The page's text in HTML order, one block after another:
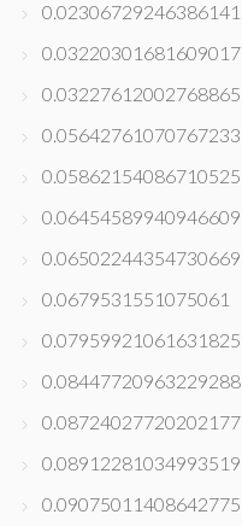
0.02306729246386141
0.03220301681609017
0.03227612002768865
0.05642761070767233
0.05862154086710525
0.06454589940946609
0.06502244354730669
0.0679531551075061
0.07959921061631825
0.08447720963229288
0.08724027720202177
0.08912281034993519
0.09075011408642775